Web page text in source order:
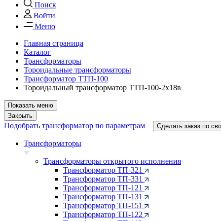
Поиск
Войти
Меню
Главная страница
Каталог
Трансформаторы
Тороидальные трансформаторы
Трансформатор ТТП-100
Тороидальный трансформатор ТТП-100-2х18в
Показать меню
Закрыть
Подобрать трансформатор по параметрам Сделать заказ по
Трансформаторы
Трансформаторы открытого исполнения
Трансформатор ТП-321
Трансформатор ТП-331
Трансформатор ТП-121
Трансформатор ТП-131
Трансформатор ТП-151
Трансформатор ТП-122